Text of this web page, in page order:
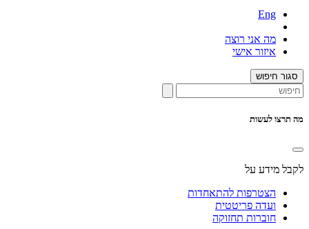
Eng
מה אני רוצה
איזור אישי
סגור חיפוש
מה תרצו לעשות
לקבל מידע על
הצטרפות להתאחדות
ועדה פריטטית
חוברות תחזוקה